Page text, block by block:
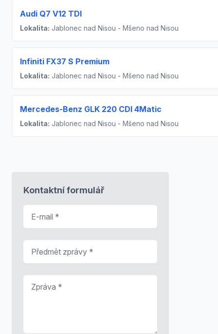
Audi Q7 V12 TDI
Lokalita: Jablonec nad Nisou - Mšeno nad Nisou
Infiniti FX37 S Premium
Lokalita: Jablonec nad Nisou - Mšeno nad Nisou
Mercedes-Benz GLK 220 CDI 4Matic
Lokalita: Jablonec nad Nisou - Mšeno nad Nisou
Kontaktní formulář